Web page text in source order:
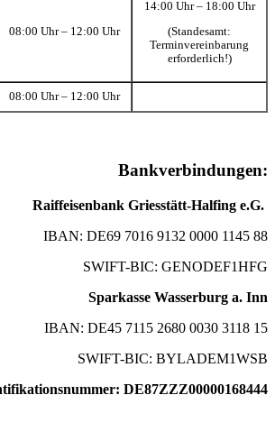
08:00 Uhr – 12:00 Uhr
14:00 Uhr – 18:00 Uhr
(Standesamt:
Terminvereinbarung
erforderlich!)
08:00 Uhr – 12:00 Uhr
Bankverbindungen:
Raiffeisenbank Griesstätt-Halfing e.G.
IBAN: DE69 7016 9132 0000 1145 88
SWIFT-BIC: GENODEF1HFG
Sparkasse Wasserburg a. Inn
IBAN: DE45 7115 2680 0030 3118 15
SWIFT-BIC: BYLADEM1WSB
DE87ZZZ00000168444